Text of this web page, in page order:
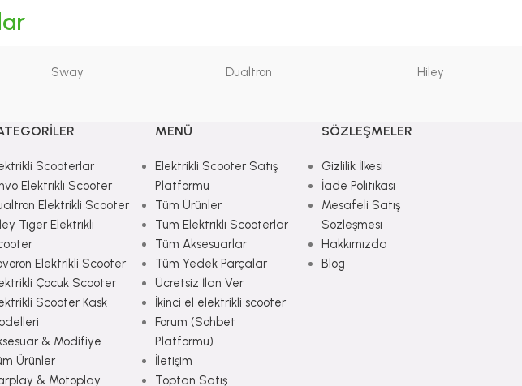
Sway Dualtron Hiley
Scooterlar
Elektrikli Scooter
Elektrikli Scooter
Tiger Elektrikli
Elektrikli Scooter
Çocuk Scooter
Scooter Kask
& Modifiye
Ürünler
& Motoplay
MENÜ
Elektrikli Scooter Satış
Platformu
Tüm Ürünler
Tüm Elektrikli Scooterlar
Tüm Aksesuarlar
Tüm Yedek Parçalar
Ücretsiz İlan Ver
İkinci el elektrikli scooter
Forum (Sohbet
Platformu)
İletişim
Toptan Satış
SÖZLEŞMELER
Gizlilik İlkesi
İade Politikası
Mesafeli Satış
Sözleşmesi
Hakkımızda
Blog